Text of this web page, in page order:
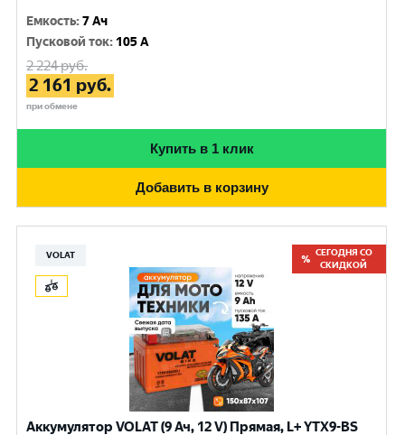
Емкость:7 Ач
Пусковой ток: 105 A
2 224руб.
2 161 руб.
при обмене
Купить в 1 клик
Добавить в корзину
VOLAT
СЕГОДНЯ СО
СКИДКОЙ
Аккумулятор VOLAT (9 Ач, 12 V) Прямая, L+ YTX9-BS